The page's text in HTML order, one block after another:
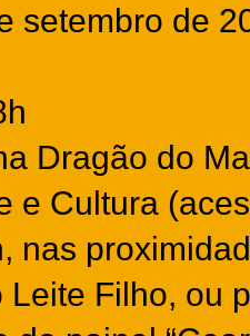
setembro de
Dragão do
e Cultura
nas
Leite Filho, ou